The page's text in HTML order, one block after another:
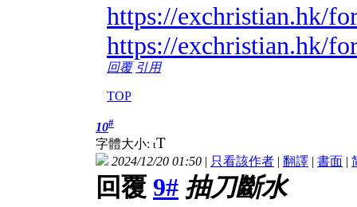
https://exchristian.hk/
https://exchristian.hk/
回覆 引用
TOP
10#
字體大小: tT
2024/12/20 01:50 | 只看該作者 | 翻譯 | 書面 |
回覆 9# 抽刀斷水